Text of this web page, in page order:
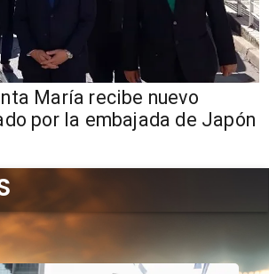
María recibe nuevo
por la embajada de Japón